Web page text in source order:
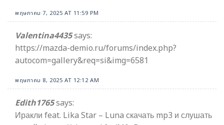
พฤษภาคม 7, 2025 AT 11:59 PM
Valentina4435says:
https://mazda-demio.ru/forums/index.php?
autocom=gallery&req=si&img=6581
พฤษภาคม 8, 2025 AT 12:12 AM
Edith1765says:
Иракли feat. Lika Star – Luna скачать mp3 и слушать